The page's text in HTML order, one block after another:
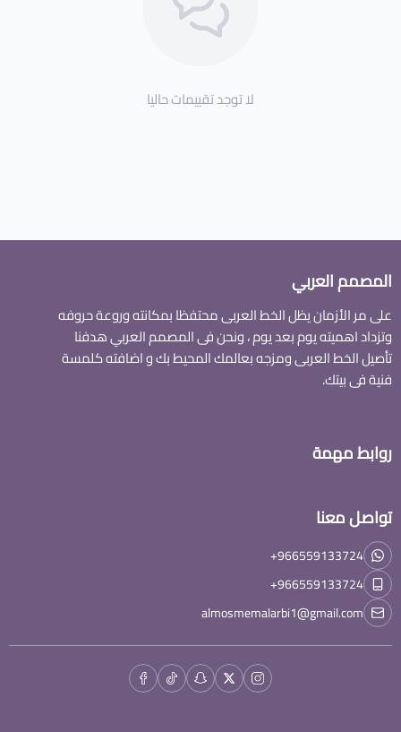
لا توجد تقييمات حاليا
المصمم العربي
على مر الأزمان يظل الخط العربى محتفظا بمكانته وروعة حروفه
وتزداد اهميته يوم بعد يوم ، ونحن فى المصمم العربي هدفنا
تأصيل الخط العربى ومزجه بعالمك المحيط بك و اضافته كلمسة
فنية فى بيتك.
روابط مهمة
تواصل معنا
+966559133724
+966559133724
almosmemalarbi1@gmail.com